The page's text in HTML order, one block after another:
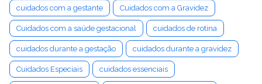
cuidados com a gestante Cuidados com a Gravidez
Cuidados com a saúde gestacional cuidados de rotina
cuidados durante a gestação cuidados durante a gravidez
Cuidados Especiais cuidados essenciais